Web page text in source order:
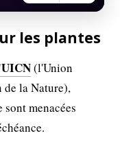
les plantes
(l'Union
la Nature),
menacées